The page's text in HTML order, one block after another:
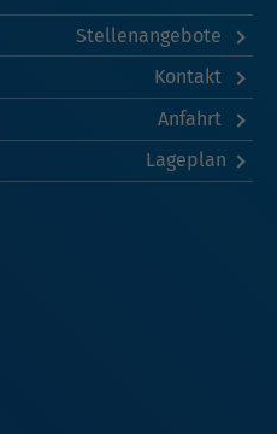
Stellenangebote
Kontakt
Anfahrt
Lageplan